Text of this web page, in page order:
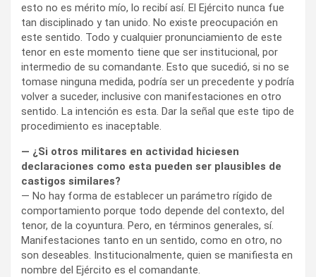
esto no es mérito mío, lo recibí así. El Ejército nunca fue
tan disciplinado y tan unido. No existe preocupación en
este sentido. Todo y cualquier pronunciamiento de este
tenor en este momento tiene que ser institucional, por
intermedio de su comandante. Esto que sucedió, si no se
tomase ninguna medida, podría ser un precedente y podría
volver a suceder, inclusive con manifestaciones en otro
sentido. La intención es esta. Dar la señal que este tipo de
procedimiento es inaceptable.
— ¿Si otros militares en actividad hiciesen
declaraciones como esta pueden ser plausibles de
castigos similares?
— No hay forma de establecer un parámetro rígido de
comportamiento porque todo depende del contexto, del
tenor, de la coyuntura. Pero, en términos generales, sí.
Manifestaciones tanto en un sentido, como en otro, no
son deseables. Institucionalmente, quien se manifiesta en
nombre del Ejército es el comandante.